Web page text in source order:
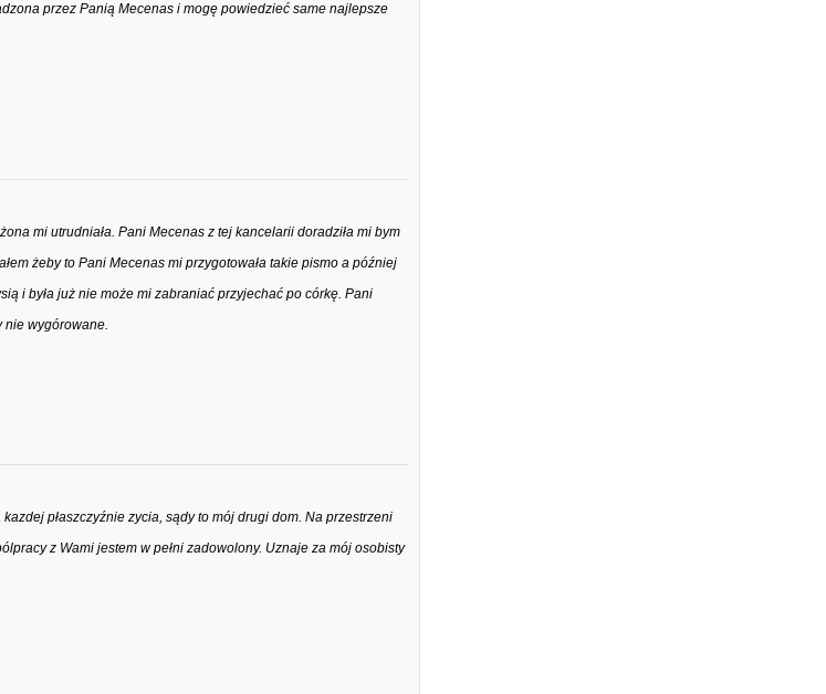
przez Panią Mecenas i mogę powiedzieć same najlepsze
mi utrudniała. Pani Mecenas z tej kancelarii doradziła mi bym
żeby to Pani Mecenas mi przygotowała takie pismo a później
i była już nie może mi zabraniać przyjechać po córkę. Pani
nie wygórowane.
płaszczyźnie zycia, sądy to mój drugi dom. Na przestrzeni
z Wami jestem w pełni zadowolony. Uznaje za mój osobisty